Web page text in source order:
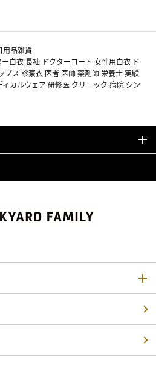
用品雑貨
白衣 長袖 ドクターコート 女性用白衣 ド
プス 診察衣 医者 医師 薬剤師 栄養士 実験
カルウェア 研修医 クリニック 病院 シン